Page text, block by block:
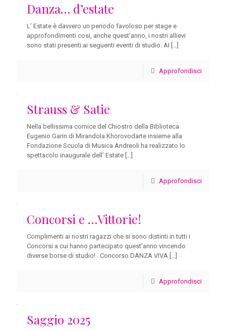
Danza… d’estate
L’ Estate è davvero un periodo favoloso per stage e
approfondimenti cosi, anche quest’anno, i nostri allievi
sono stati presenti ai seguenti eventi di studio: AI […]
Approfondisci
Strauss & Satie
Nella bellissima cornice del Chiostro della Biblioteca
Eugenio Garin di Mirandola Khorovodarte insieme alla
Fondazione Scuola di Musica Andreoli ha realizzato lo
spettacolo inaugurale dell’ Estate […]
Approfondisci
Concorsi e …Vittorie!
Complimenti ai nostri ragazzi che si sono distinti in tutti i
Concorsi a cui hanno partecipato quest’anno vincendo
diverse borse di studio! Concorso DANZA VIVA […]
Approfondisci
Saggio 2025